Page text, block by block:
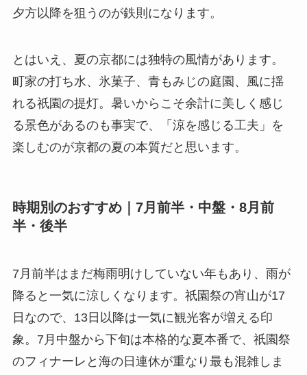
夕方以降を狙うのが鉄則になります。
とはいえ、夏の京都には独特の風情があります。
町家の打ち水、氷菓子、青もみじの庭園、風に揺
れる祇園の提灯。暑いからこそ余計に美しく感じ
る景色があるのも事実で、「涼を感じる工夫」を
楽しむのが京都の夏の本質だと思います。
時期別のおすすめ｜7月前半・中盤・8月前
半・後半
7月前半はまだ梅雨明けしていない年もあり、雨が
降ると一気に涼しくなります。祇園祭の宵山が17
日なので、13日以降は一気に観光客が増える印
象。7月中盤から下旬は本格的な夏本番で、祇園祭
のフィナーレと海の日連休が重なり最も混雑しま